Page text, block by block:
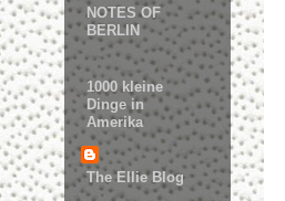
NOTES OF
BERLIN
1000 kleine
Dinge in
Amerika
The Ellie Blog